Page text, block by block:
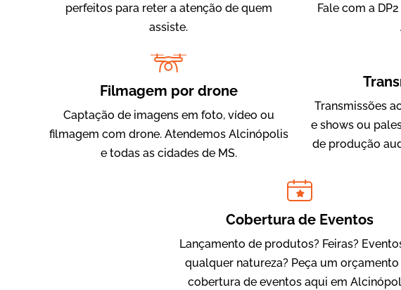
Julândia
Animação 2D
perfeitos para reter a atenção de quem
assiste.
Fale com a
Filmagem por drone
Captação de imagens em foto, vídeo ou
filmagem com drone. Atendemos Alcinópolis
e todas as cidades de MS.
Transmissões
e shows ou
de produção
Cobertura de Eventos
Lançamento de produtos? Feiras?
qualquer natureza? Peça um orçamento
cobertura de eventos aqui em